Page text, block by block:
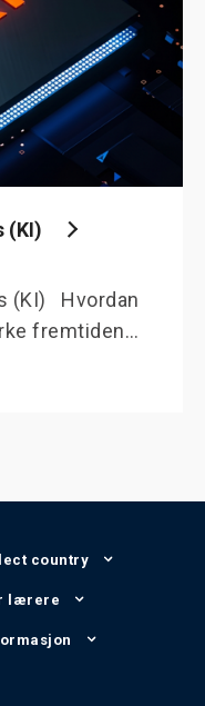
(KI)
(KI) Hvordan
fremtiden…
country
lærere